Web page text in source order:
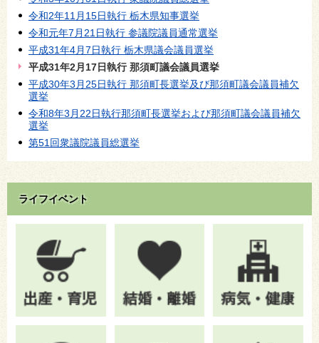
令和2年11月15日執行 栃木県知事選挙
令和元年7月21日執行 参議院議員通常選挙
平成31年4月7日執行 栃木県議会議員選挙
平成31年2月17日執行 那須町議会議員選挙
平成30年3月25日執行 那須町長選挙及び那須町議会議員補欠
選挙
令和8年3月22日執行那須町長選挙および那須町議会議員補欠
選挙
第51回衆議院議員総選挙
ライフイベント